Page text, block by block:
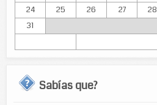
24
25 26 27 28
31
Sabías que?